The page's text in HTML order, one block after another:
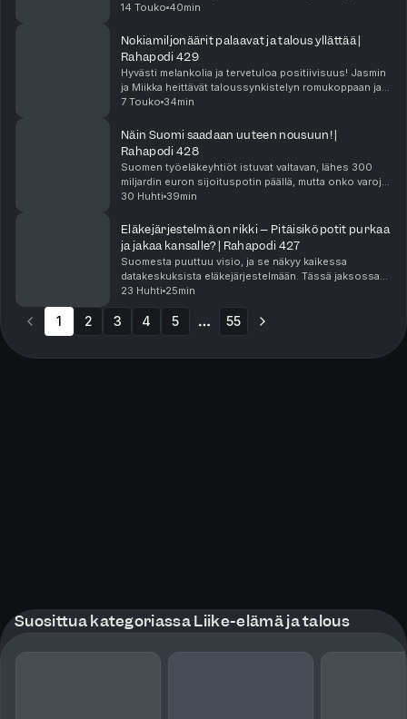
tuulikoneet, kun Jasmin ja Miikka käynnistävät
(USK).E...
14 Touko 40min
Nokiamiljonäärit palaavat ja talous yllättää |
Rahapodi 429
Hyvästi melankolia ja tervetuloa positiivisuus! Jasmin
ja Miikka heittävät taloussynkistelyn romukoppaan ja
perkaavat Suomen talouden tuoreita
sijoittajien ...
7 Touko 34min
Näin Suomi saadaan uuteen nousuun! |
Rahapodi 428
Suomen työeläkeyhtiöt istuvat valtavan, lähes 300
miljardin euron sijoituspotin päällä, mutta onko varoja
käytetty tehokkaasti Suomen kasvun tukemiseen?
30 Huhti 39min
Eläkejärjestelmä on rikki – Pitäisikö potit purkaa
ja jakaa kansalle? | Rahapodi 427
Suomesta puuttuu visio, ja se näkyy kaikessa
datakeskuksista eläkejärjestelmään. Tässä jaksossa
Jasmin ja Miikka perkaavat Risto Siilasmaan, Risto
Murron ja Jaakko Kianderin tuoreimpia ulostuloja:
ova...
23 Huhti 25min
1 2 3 4 5 55
Suosittua kategoriassa Liike-elämä ja talous